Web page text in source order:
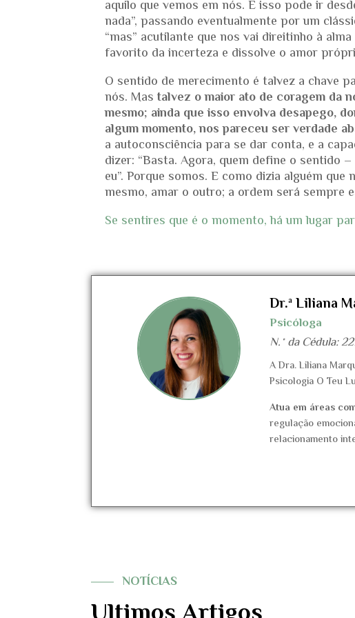
aquilo que vemos em nós. E isso pode ir
nada”, passando eventualmente por um
“mas” acutilante que nos vai direitinho à
favorito da incerteza e dissolve o amor
O sentido de merecimento é talvez a chave
nós. Mastalvez o maior ato de coragem da
mesmo; ainda que isso envolva desapego,
algum momento, nos pareceu ser verdade
a autoconsciência para se dar conta, e a
dizer: “Basta. Agora, quem define o sentido
eu”. Porque somos. E como dizia alguém
mesmo, amar o outro; a ordem será sempre
Se sentires que é o momento, há um lugar
Dr.ª Liliana
Psicóloga
N.º da Cédula:
A Dra. Liliana
Psicologia O Teu
Atua em áreas
regulação
relacionamento
NOTÍCIAS